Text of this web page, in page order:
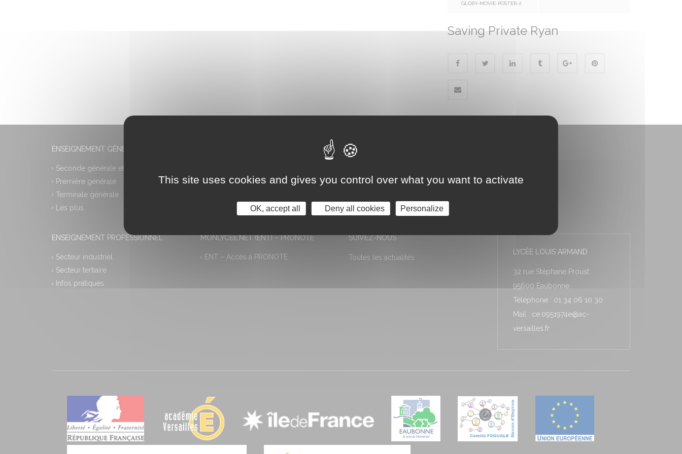
GLORY-MOVIE-POSTER-2
Saving Private Ryan
ENSEIGNEMENT GÉNÉRAL
Seconde générale et technologique
Première générale
Terminale générale
Les plus
ENSEIGNEMENT PROFESSIONNEL
Secteur industriel
Secteur tertiaire
Infos pratiques
MONLYCEE.NET (ENT) – PRONOTE
ENT – Accès à PRONOTE
SUIVEZ-NOUS
Toutes les actualités
LYCÉE LOUIS ARMAND
32 rue Stéphane Proust
95600 Eaubonne
Téléphone : 01 34 06 10 30
Mail : ce.0951974e@ac-
versailles.fr
This site uses cookies and gives you control over what you want to activate
OK, accept all Deny all cookies Personalize